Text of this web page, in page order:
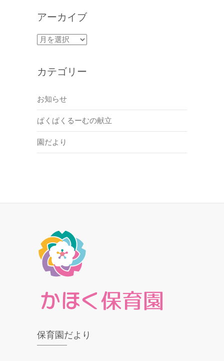
アーカイブ
ア
イ
カテゴリー
お知らせ
ぱくぱくるーむの献立
園だより
保育園だより